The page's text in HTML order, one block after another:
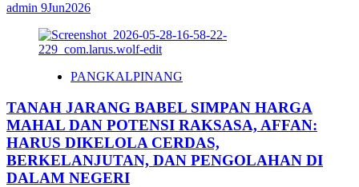
admin 9Jun2026
PANGKALPINANG
TANAH JARANG BABEL SIMPAN HARGA
MAHAL DAN POTENSI RAKSASA, AFFAN:
HARUS DIKELOLA CERDAS,
BERKELANJUTAN, DAN PENGOLAHAN DI
DALAM NEGERI